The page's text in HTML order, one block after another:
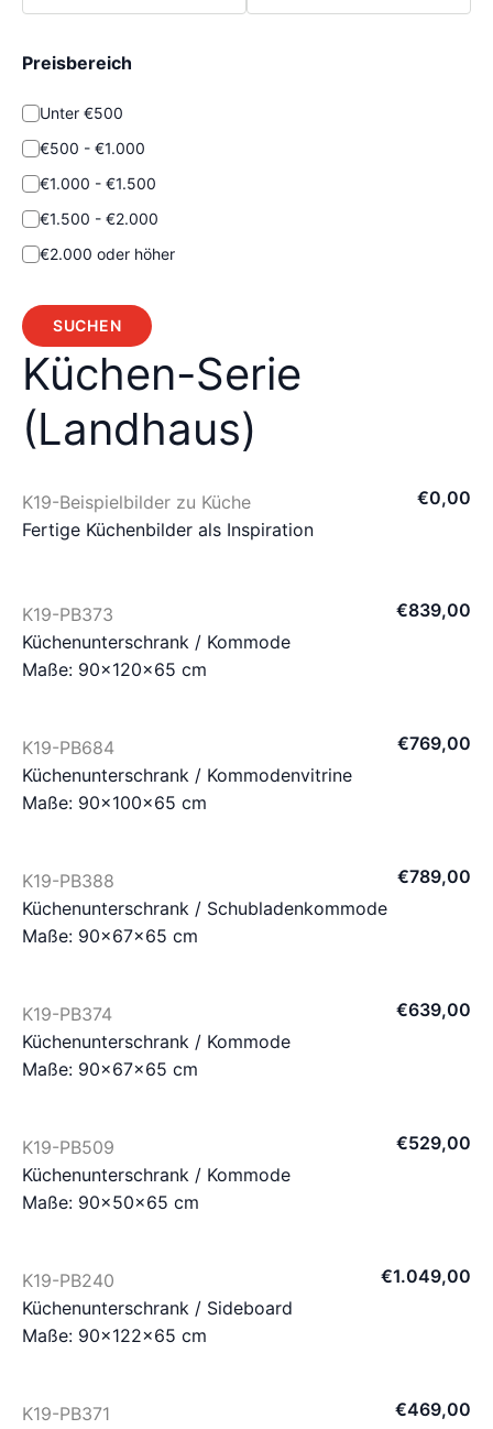
Preisbereich
Unter €500
€500 - €1.000
€1.000 - €1.500
€1.500 - €2.000
€2.000 oder höher
SUCHEN
Küchen-Serie
(Landhaus)
K19-Beispielbilder zu Küche €0,00
Fertige Küchenbilder als Inspiration
K19-PB373 €839,00
Küchenunterschrank / Kommode
Maße: 90×120×65 cm
K19-PB684 €769,00
Küchenunterschrank / Kommodenvitrine
Maße: 90×100×65 cm
K19-PB388 €789,00
Küchenunterschrank / Schubladenkommode
Maße: 90×67×65 cm
K19-PB374 €639,00
Küchenunterschrank / Kommode
Maße: 90×67×65 cm
K19-PB509 €529,00
Küchenunterschrank / Kommode
Maße: 90×50×65 cm
K19-PB240 €1.049,00
Küchenunterschrank / Sideboard
Maße: 90×122×65 cm
K19-PB371 €469,00